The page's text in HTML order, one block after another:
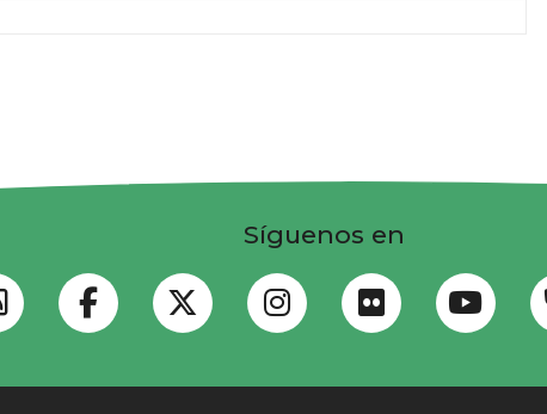
Síguenos en